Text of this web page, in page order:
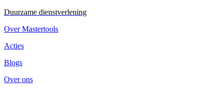
Duurzame dienstverlening
Over Mastertools
Acties
Blogs
Over ons